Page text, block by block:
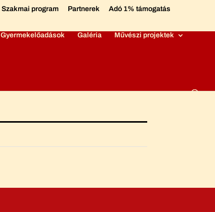
Szakmai program Partnerek
Adó 1% támogatás
Gyermekelőadások Galéria Művészi projektek